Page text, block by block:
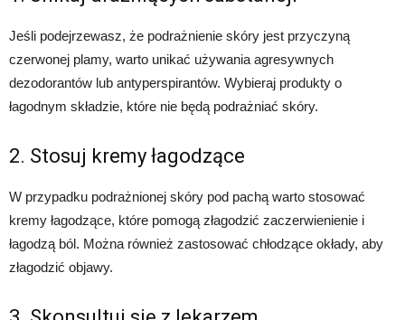
Jeśli podejrzewasz, że podrażnienie skóry jest przyczyną
czerwonej plamy, warto unikać używania agresywnych
dezodorantów lub antyperspirantów. Wybieraj produkty o
łagodnym składzie, które nie będą podrażniać skóry.
2. Stosuj kremy łagodzące
W przypadku podrażnionej skóry pod pachą warto stosować
kremy łagodzące, które pomogą złagodzić zaczerwienienie i
łagodzą ból. Można również zastosować chłodzące okłady, aby
złagodzić objawy.